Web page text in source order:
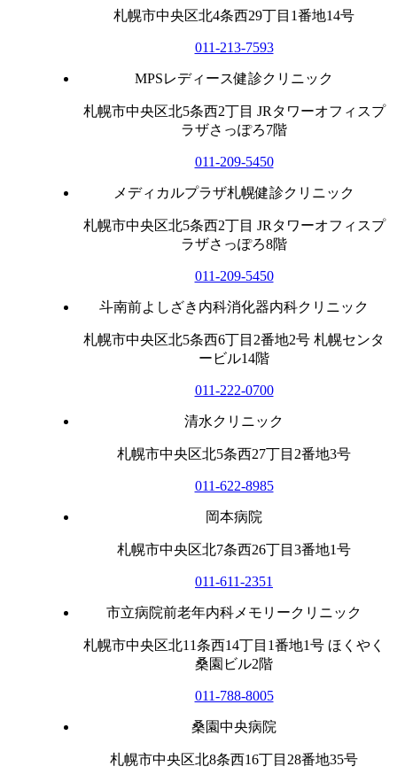
札幌市中央区北4条西29丁目1番地14号
011-213-7593
MPSレディース健診クリニック
札幌市中央区北5条西2丁目 JRタワーオフィスプ
ラザさっぽろ7階
011-209-5450
メディカルプラザ札幌健診クリニック
札幌市中央区北5条西2丁目 JRタワーオフィスプ
ラザさっぽろ8階
011-209-5450
斗南前よしざき内科消化器内科クリニック
札幌市中央区北5条西6丁目2番地2号 札幌センタ
ービル14階
011-222-0700
清水クリニック
札幌市中央区北5条西27丁目2番地3号
011-622-8985
岡本病院
札幌市中央区北7条西26丁目3番地1号
011-611-2351
市立病院前老年内科メモリークリニック
札幌市中央区北11条西14丁目1番地1号 ほくやく
桑園ビル2階
011-788-8005
桑園中央病院
札幌市中央区北8条西16丁目28番地35号